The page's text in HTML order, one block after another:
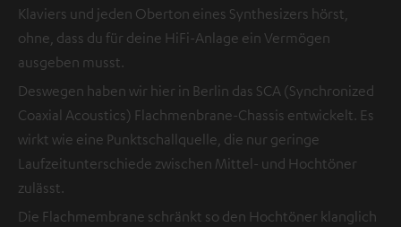
Klaviers und jeden Oberton eines Synthesizers hörst,
ohne, dass du für deine HiFi-Anlage ein Vermögen
ausgeben musst.
Deswegen haben wir hier in Berlin das SCA (Synchronized
Coaxial Acoustics) Flachmenbrane-Chassis entwickelt. Es
wirkt wie eine Punktschallquelle, die nur geringe
Laufzeitunterschiede zwischen Mittel- und Hochtöner
zulässt.
Die Flachmembrane schränkt so den Hochtöner klanglich